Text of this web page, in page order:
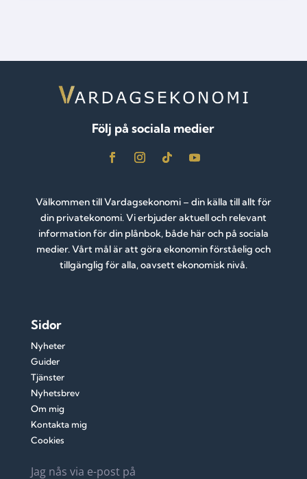
Följ på sociala medier
Välkommen till Vardagsekonomi – din källa till allt för
din privatekonomi. Vi erbjuder aktuell och relevant
information för din plånbok, både här och på sociala
medier. Vårt mål är att göra ekonomin förståelig och
tillgänglig för alla, oavsett ekonomisk nivå.
Sidor
Nyheter
Guider
Tjänster
Nyhetsbrev
Om mig
Kontakta mig
Cookies
Jag nås via e-post på